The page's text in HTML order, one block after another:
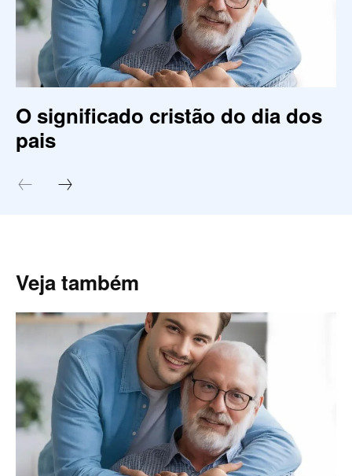
O significado cristão do dia dos
pais
Veja também